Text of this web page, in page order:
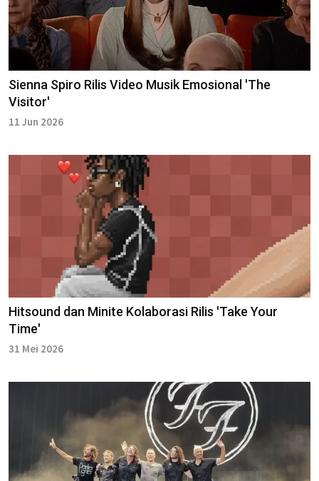
Sienna Spiro Rilis Video Musik Emosional 'The
Visitor'
11 Jun 2026
Hitsound dan Minite Kolaborasi Rilis 'Take Your
Time'
31 Mei 2026